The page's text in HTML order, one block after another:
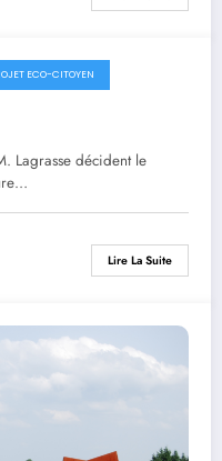
ECO-CITOYEN
Lagrasse décident le
Lire La Suite